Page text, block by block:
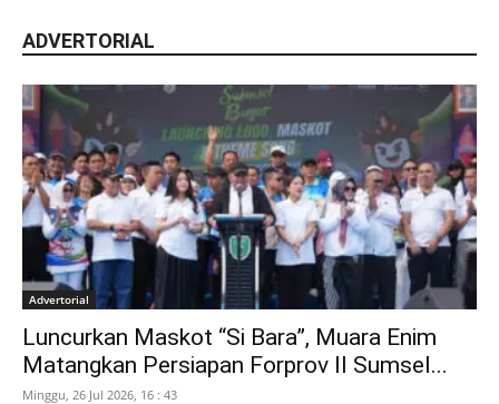
ADVERTORIAL
Advertorial
Luncurkan Maskot “Si Bara”, Muara Enim
Matangkan Persiapan Forprov II Sumsel...
Minggu, 26 Jul 2026, 16 : 43